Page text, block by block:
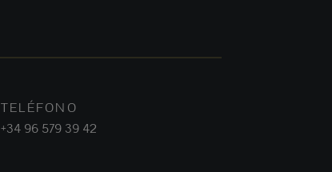
TELÉFONO
+34 96 579 39 42